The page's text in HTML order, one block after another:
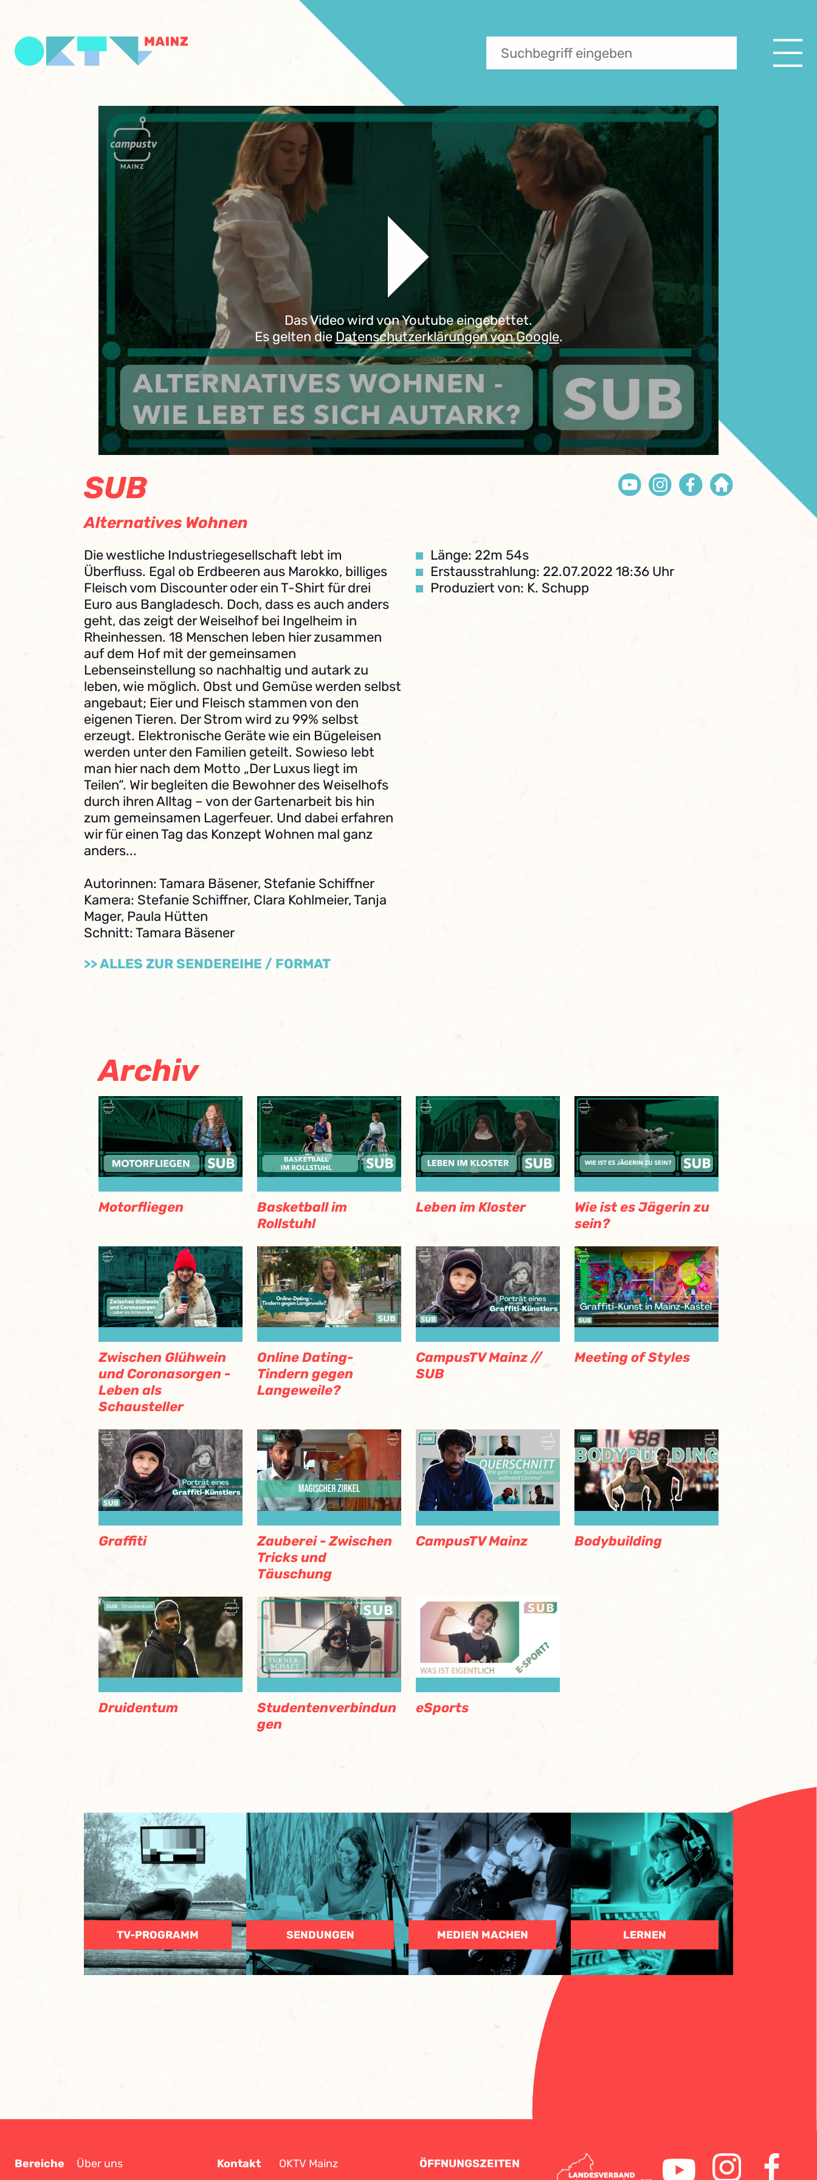
Das Video wird von Youtube eingebettet.
Es gelten dieDatenschutzerklärungen von Google.
SUB
Alternatives Wohnen
Die westliche Industriegesellschaft lebt im
Überfluss. Egal ob Erdbeeren aus Marokko, billiges
Fleisch vom Discounter oder ein T-Shirt für drei
Euro aus Bangladesch. Doch, dass es auch anders
geht, das zeigt der Weiselhof bei Ingelheim in
Rheinhessen. 18 Menschen leben hier zusammen
auf dem Hof mit der gemeinsamen
Lebenseinstellung so nachhaltig und autark zu
leben, wie möglich. Obst und Gemüse werden selbst
angebaut; Eier und Fleisch stammen von den
eigenen Tieren. Der Strom wird zu 99% selbst
erzeugt. Elektronische Geräte wie ein Bügeleisen
werden unter den Familien geteilt. Sowieso lebt
man hier nach dem Motto „Der Luxus liegt im
Teilen“. Wir begleiten die Bewohner des Weiselhofs
durch ihren Alltag – von der Gartenarbeit bis hin
zum gemeinsamen Lagerfeuer. Und dabei erfahren
wir für einen Tag das Konzept Wohnen mal ganz
anders...
Autorinnen: Tamara Bäsener, Stefanie Schiffner
Kamera: Stefanie Schiffner, Clara Kohlmeier, Tanja
Mager, Paula Hütten
Schnitt: Tamara Bäsener
>> ALLES ZUR SENDEREIHE / FORMAT
Länge: 22m 54s
Erstausstrahlung: 22.07.2022 18:36 Uhr
Produziert von: K. Schupp
Archiv
Motorfliegen
Basketball im
Rollstuhl
Leben im Kloster
Wie ist es Jägerin zu
sein?
Zwischen Glühwein
und Coronasorgen -
Leben als
Schausteller
Online Dating-
Tindern gegen
Langeweile?
CampusTV Mainz //
SUB
Meeting of Styles
Graffiti
Zauberei - Zwischen
Tricks und
Täuschung
CampusTV Mainz Bodybuilding
Druidentum
Studentenverbindun
gen
eSports
TV-PROGRAMM SENDUNGEN MEDIEN MACHEN LERNEN
Bereiche
Über uns
Kontakt
OKTV Mainz
ÖFFNUNGSZEITEN